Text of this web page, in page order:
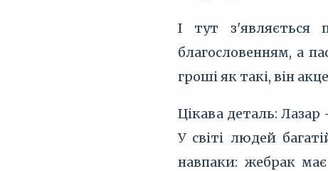
І тут з'являється
благословенням, а
гроші як такі, він
Цікава деталь:
У світі людей
навпаки: жебрак